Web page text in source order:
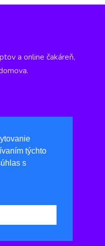
týchto
s
a online čakáreň,